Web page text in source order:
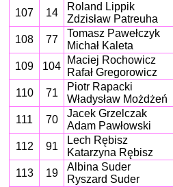
107
14
Roland Lippik
Zdzisław Patreuha
108 77
Tomasz Pawełczyk
Michał Kaleta
109 104
Maciej Rochowicz
Rafał Gregorowicz
110
71
Piotr Rapacki
Władysław Możdżeń
111 70
Jacek Grzelczak
Adam Pawłowski
112 91
Lech Rębisz
Katarzyna Rębisz
113 19
Albina Suder
Ryszard Suder